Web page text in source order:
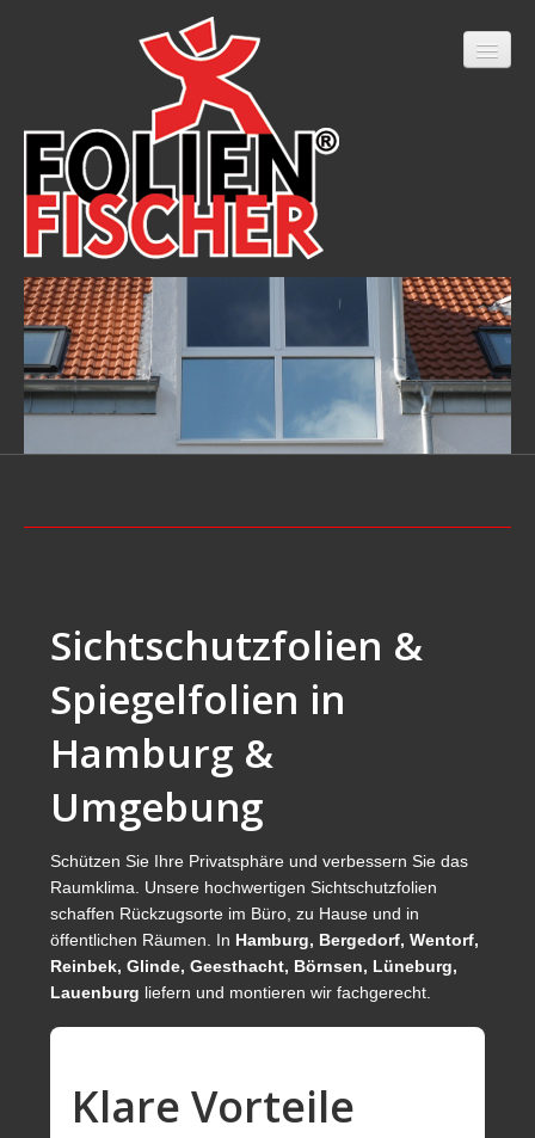
Home
Onlineshop
LED Filterfolien
Beschriftungen
Glasdekorfolien
Durchlaufschutzfolien
Spiegelfolie
Fotogalerie / Referenzen
Information Milchglasfolien
Schutzfolien
Selbstklebefolien
Servicebereich
Sichtschutzfolien &
Spiegelfolien in
Hamburg &
Umgebung
Schützen Sie Ihre Privatsphäre und verbessern Sie das
Raumklima. Unsere hochwertigen Sichtschutzfolien
schaffen Rückzugsorte im Büro, zu Hause und in
öffentlichen Räumen. In Hamburg, Bergedorf, Wentorf,
Reinbek, Glinde, Geesthacht, Börnsen, Lüneburg,
Lauenburg liefern und montieren wir fachgerecht.
Klare Vorteile